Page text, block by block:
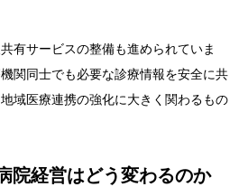
有サービスの整備も進められていま
関同士でも必要な診療情報を安全に共
域医療連携の強化に大きく関わるもの
院経営はどう変わるのか